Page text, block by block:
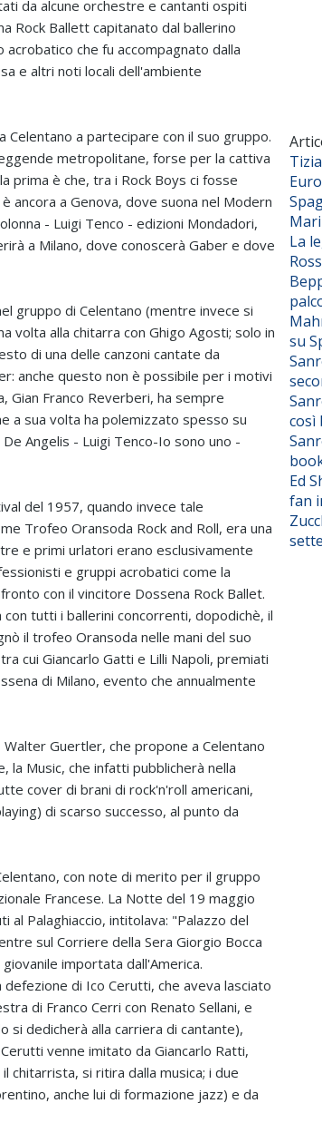
da alcune orchestre e cantanti ospiti
Rock Ballett capitanato dal ballerino
che fu accompagnato dalla
e altri noti locali dell'ambiente
a partecipare con il suo gruppo.
metropolitane, forse per la cattiva
prima è che, tra i Rock Boys ci fosse
ancora a Genova, dove suona nel Modern
- Luigi Tenco - edizioni Mondadori,
a Milano, dove conoscerà Gaber e dove
gruppo di Celentano (mentre invece si
volta alla chitarra con Ghigo Agosti; solo in
di una delle canzoni cantate da
anche questo non è possibile per i motivi
Franco Reverberi, ha sempre
a sua volta ha polemizzato spesso su
Angelis - Luigi Tenco-Io sono uno -
del 1957, quando invece tale
Trofeo Oransoda Rock and Roll, era una
e primi urlatori erano esclusivamente
e gruppi acrobatici come la
con il vincitore Dossena Rock Ballet.
tutti i ballerini concorrenti, dopodichè, il
il trofeo Oransoda nelle mani del suo
cui Giancarlo Gatti e Lilli Napoli, premiati
di Milano, evento che annualmente
Guertler, che propone a Celentano
Music, che infatti pubblicherà nella
cover di brani di rock'n'roll americani,
di scarso successo, al punto da
con note di merito per il gruppo
Francese. La Notte del 19 maggio
al Palaghiaccio, intitolava: "Palazzo del
sul Corriere della Sera Giorgio Bocca
importata dall'America.
di Ico Cerutti, che aveva lasciato
di Franco Cerri con Renato Sellani, e
si dedicherà alla carriera di cantante),
venne imitato da Giancarlo Ratti,
chitarrista, si ritira dalla musica; i due
anche lui di formazione jazz) e da
La
su
così
Ed
fan